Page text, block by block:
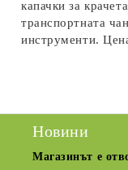
капачки за
транспортната
инструменти.
Новини
Магазинът е